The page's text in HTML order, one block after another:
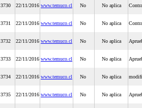
3730 22/11/2016 www.temuco.cl No No aplica
3731 22/11/2016 www.temuco.cl No No aplica
3732 22/11/2016 www.temuco.cl No No aplica
3733 22/11/2016 www.temuco.cl No No aplica
3734 22/11/2016 www.temuco.cl No No aplica
3735 22/11/2016 www.temuco.cl No No aplica